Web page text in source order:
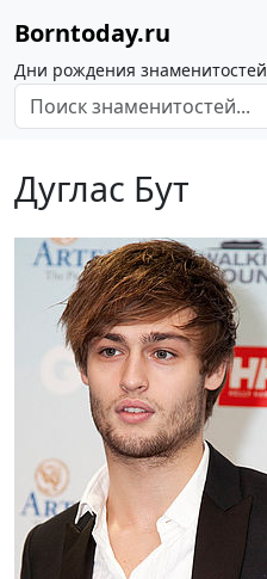
Borntoday.ru
Дни рождения знаменитостей
Дуглас Бут